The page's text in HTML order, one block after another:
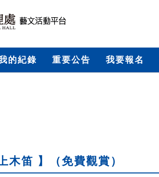
的紀錄 重要公告 我要報名
木笛 】（免費觀賞）